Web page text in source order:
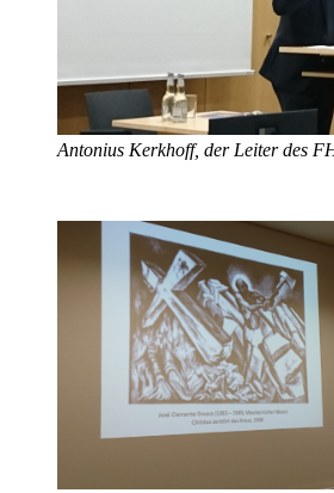
Antonius Kerkhoff, der Leiter des